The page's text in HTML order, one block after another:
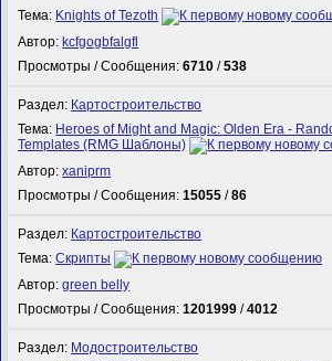
Тема: Knights of Tezoth
Автор: kcfgogbfalgfl
Просмотры / Сообщения:6710 /538
Раздел: Картостроительство
Тема: Heroes of Might and Magic: Olden Era -
Templates (RMG Шаблоны)
Автор:xaniprm
Просмотры / Сообщения:15055 /86
Раздел: Картостроительство
Тема:Скрипты
Автор:green belly
Просмотры / Сообщения:1201999 /4012
Раздел: Модостроительство